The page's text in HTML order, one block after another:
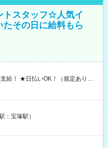
トスタッフ☆人気イ
その日に給料もら
仕事後はコンビニATMから 日払
：宝塚駅）